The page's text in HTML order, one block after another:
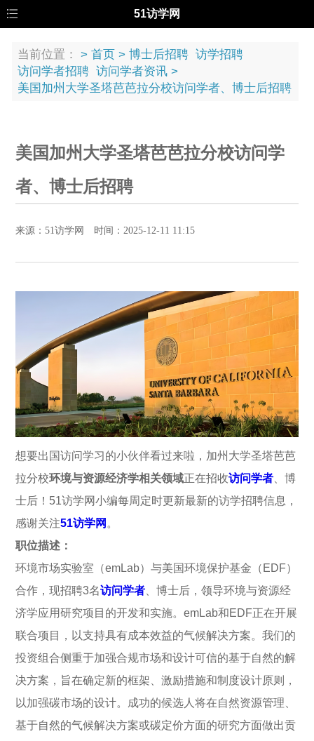
51访学网
当前位置： > 首页 > 博士后招聘 访学招聘
访问学者招聘 访问学者资讯 >
美国加州大学圣塔芭芭拉分校访问学者、博士后招聘
美国加州大学圣塔芭芭拉分校访问学
者、博士后招聘
来源：51访学网 时间：2025-12-11 11:15
想要出国访问学习的小伙伴看过来啦，加州大学圣塔芭芭
拉分校环境与资源经济学相关领域正在招收访问学者、博
士后！51访学网小编每周定时更新最新的访学招聘信息，
感谢关注51访学网。
职位描述：
环境市场实验室（emLab）与美国环境保护基金（EDF）
合作，现招聘3名访问学者、博士后，领导环境与资源经
济学应用研究项目的开发和实施。emLab和EDF正在开展
联合项目，以支持具有成本效益的气候解决方案。我们的
投资组合侧重于加强合规市场和设计可信的基于自然的解
决方案，旨在确定新的框架、激励措施和制度设计原则，
以加强碳市场的设计。成功的候选人将在自然资源管理、
基于自然的气候解决方案或碳定价方面的研究方面做出贡